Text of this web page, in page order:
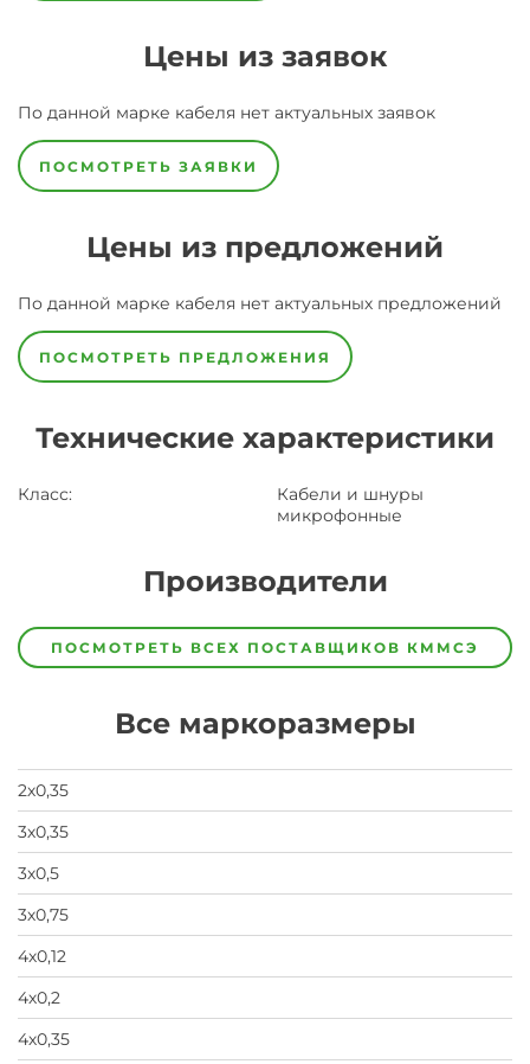
Цены из заявок
По данной марке кабеля нет актуальных заявок
ПОСМОТРЕТЬ ЗАЯВКИ
Цены из предложений
По данной марке кабеля нет актуальных предложений
ПОСМОТРЕТЬ ПРЕДЛОЖЕНИЯ
Технические характеристики
Класс:
Кабели и шнуры
микрофонные
Производители
ЗаводЗавод-
изготовитель
заявка
на
ПОСМОТРЕТЬ ВСЕХ ПОСТАВЩИКОВ КММСЭ
Все маркоразмеры
2х0,35
3х0,35
3х0,5
3х0,75
4х0,12
4х0,2
4х0,35